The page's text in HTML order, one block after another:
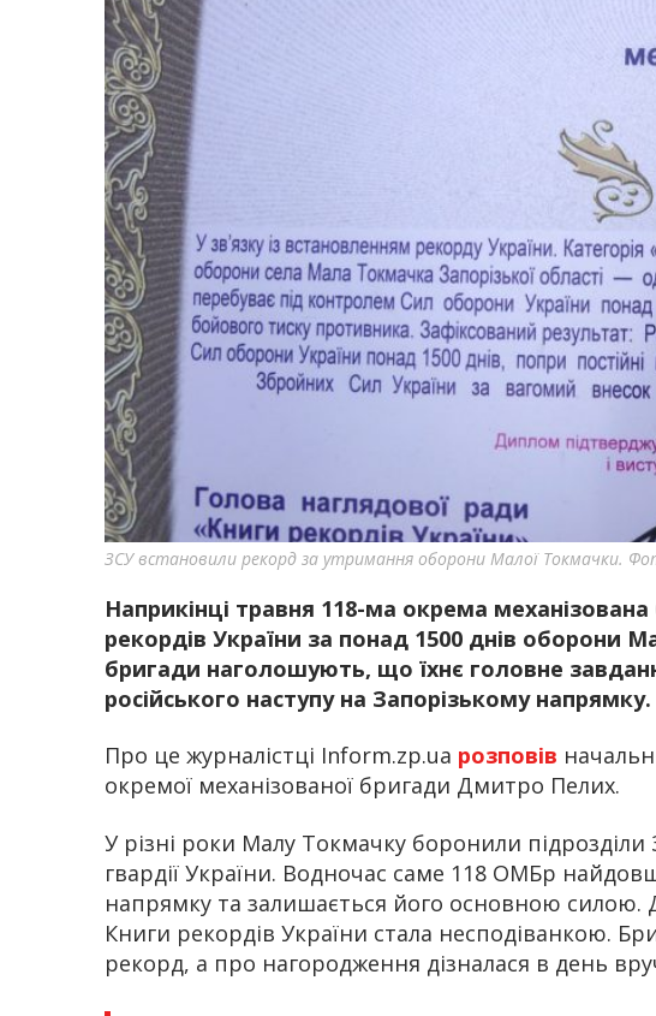
ЗСУ встановили рекорд за утримання оборони Малої Токмачки.
Наприкінці травня 118-ма окрема
рекордів України за понад 1500 днів оборони
бригади наголошують, що їхнє головне
російського наступу на Запорізькому напрямку.
Про це журналістці Inform.zp.ua розповів
окремої механізованої бригади Дмитро Пелих.
У різні роки Малу Токмачку боронили
гвардії України. Водночас саме 118 ОМБр
напрямку та залишається його основною силою.
Книги рекордів України стала несподіванкою.
рекорд, а про нагородження дізналася в день